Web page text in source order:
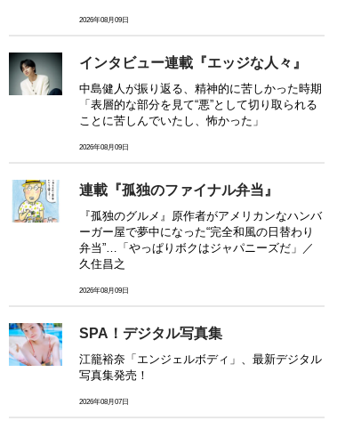
2026年08月09日
インタビュー連載『エッジな人々』
中島健人が振り返る、精神的に苦しかった時期
「表層的な部分を見て“悪”として切り取られる
ことに苦しんでいたし、怖かった」
2026年08月09日
連載『孤独のファイナル弁当』
『孤独のグルメ』原作者がアメリカンなハンバ
ーガー屋で夢中になった“完全和風の日替わり
弁当”…「やっぱりボクはジャパニーズだ」／
久住昌之
2026年08月09日
SPA！デジタル写真集
江籠裕奈「エンジェルボディ」、最新デジタル
写真集発売！
2026年08月07日